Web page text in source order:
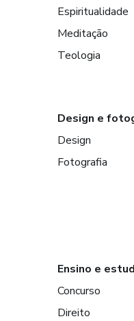
Espiritualidade
Meditação
Teologia
Design e
Design
Fotografia
Ensino e
Concurso
Direito